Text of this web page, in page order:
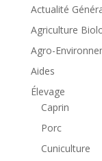
Actualité
Agriculture
Agro-
Aides
Élevage
Caprin
Porc
Cuniculture